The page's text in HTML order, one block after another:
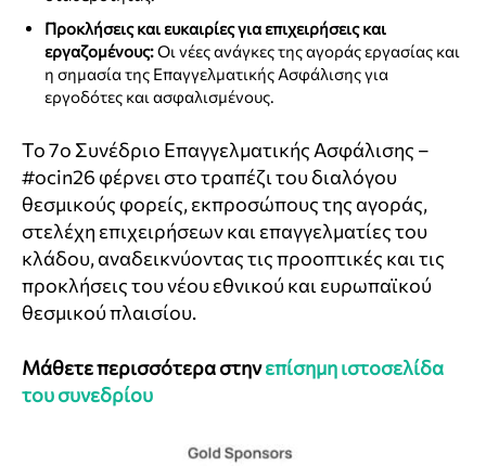
Προκλήσεις και ευκαιρίες για επιχειρήσεις και
εργαζομένους:Οι νέες ανάγκες της αγοράς εργασίας και
η σημασία της Επαγγελματικής Ασφάλισης για
εργοδότες και ασφαλισμένους.
Το 7o Συνέδριο Επαγγελματικής Ασφάλισης –
#ocin26 φέρνει στο τραπέζι του διαλόγου
θεσμικούς φορείς, εκπροσώπους της αγοράς,
στελέχη επιχειρήσεων και επαγγελματίες του
κλάδου, αναδεικνύοντας τις προοπτικές και τις
προκλήσεις του νέου εθνικού και ευρωπαϊκού
θεσμικού πλαισίου.
Μάθετε περισσότερα στηνεπίσημη ιστοσελίδα
του συνεδρίου